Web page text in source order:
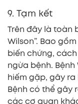
9. Tạm kết
Trên đây là toàn
Wilson”. Bao
biến chứng,
ngừa bệnh.
hiếm gặp, gây
Bệnh có thể gây
các cơ quan